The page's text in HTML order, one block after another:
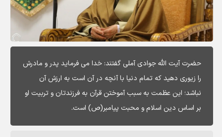
حضرت آیت الله جوادی آملی گفتند: خدا می فرماید پدر و مادرش
را زیوری دهید که تمام دنیا با آنچه در آن است به ارزش آن
نباشد؛ این عظمت به سبب آموختن قرآن به فرزندتان و تربیت او
بر اساس دین اسلام و محبت پیامبر(ص) است.